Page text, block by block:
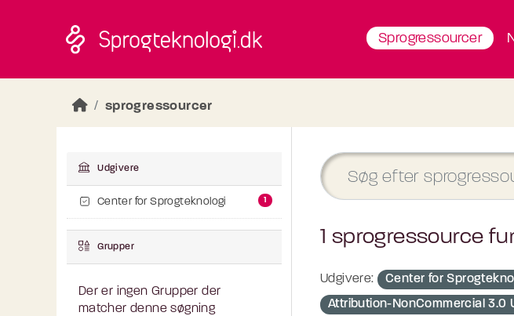
Sprogressourcer
sprogressourcer
Udgivere
Center for Sprogteknologi 1
Grupper
Der er ingen Grupper der
matcher denne søgning
1 sprogressource
Udgivere: Center for
Attribution-NonCommercial 3.0